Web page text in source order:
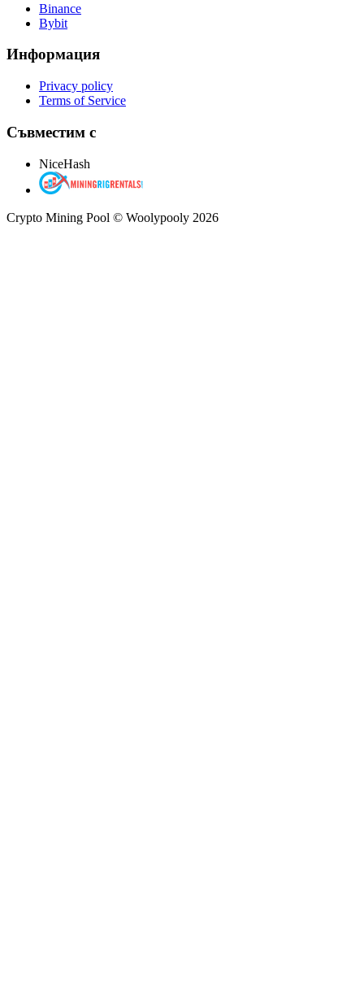
Binance
Bybit
Информация
Privacy policy
Terms of Service
Съвместим с
NiceHash
Crypto Mining Pool © Woolypooly 2026